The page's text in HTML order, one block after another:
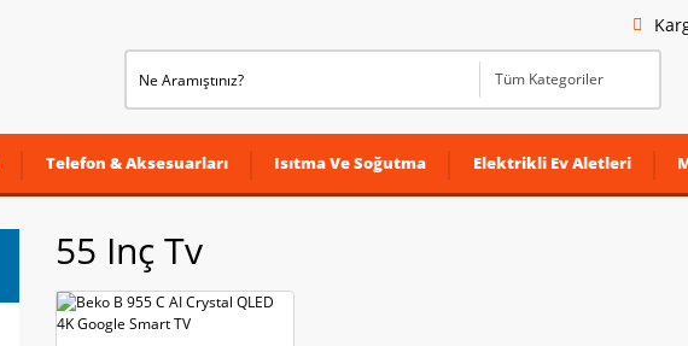
Telefon & Aksesuarları Isıtma Ve Soğutma Elektrikli Ev Aletleri
55 Inç Tv